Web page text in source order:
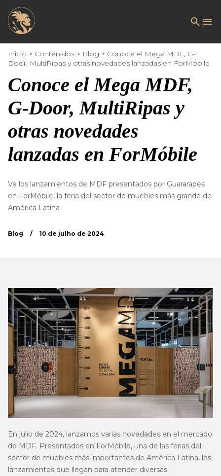
Inicio Contenidos Blog
Conoce el Mega MDF, G-
Door, MultiRipas y otras novedades lanzadas en ForMóbile
Conoce el Mega MDF,
G-Door, MultiRipas y
otras novedades
lanzadas en ForMóbile
Ve los lanzamientos de MDF presentados por Guararapes
en ForMóbile, la feria del sector de muebles más grande de
América Latina
Blog / 10 de julho de 2024
En julio de 2024, lanzamos varias novedades en el mercado
de MDF. Presentados en ForMóbile, una de las ferias del
sector de muebles más importantes de América Latina, los
lanzamientos que llegan para atender diversas